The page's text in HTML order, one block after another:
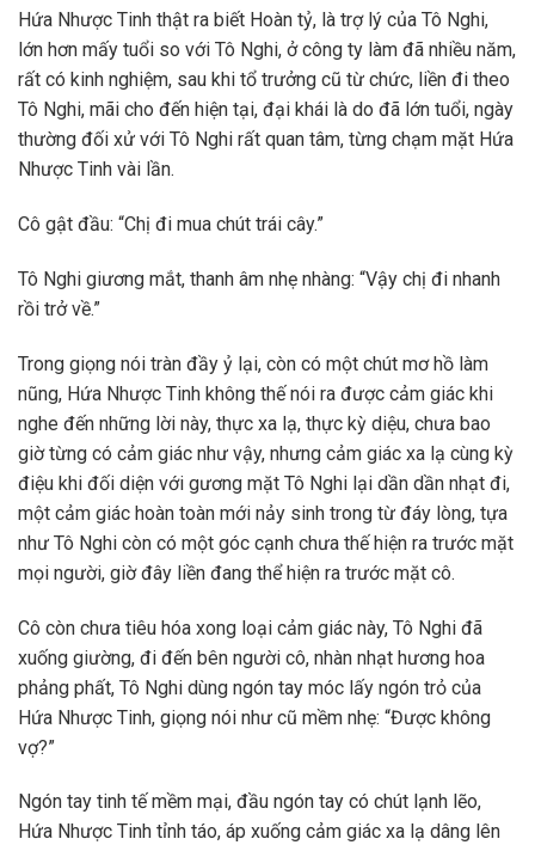
Hứa Nhược Tinh thật ra biết Hoàn tỷ, là trợ lý của Tô Nghi,
lớn hơn mấy tuổi so với Tô Nghi, ở công ty làm đã nhiều năm,
rất có kinh nghiệm, sau khi tổ trưởng cũ từ chức, liền đi theo
Tô Nghi, mãi cho đến hiện tại, đại khái là do đã lớn tuổi, ngày
thường đối xử với Tô Nghi rất quan tâm, từng chạm mặt Hứa
Nhược Tinh vài lần.
Cô gật đầu: “Chị đi mua chút trái cây.”
Tô Nghi giương mắt, thanh âm nhẹ nhàng: “Vậy chị đi nhanh
rồi trở về.”
Trong giọng nói tràn đầy ỷ lại, còn có một chút mơ hồ làm
nũng, Hứa Nhược Tinh không thế nói ra được cảm giác khi
nghe đến những lời này, thực xa lạ, thực kỳ diệu, chưa bao
giờ từng có cảm giác như vậy, nhưng cảm giác xa lạ cùng kỳ
điệu khi đối diện với gương mặt Tô Nghi lại dần dần nhạt đi,
một cảm giác hoàn toàn mới nảy sinh trong từ đáy lòng, tựa
như Tô Nghi còn có một góc cạnh chưa thế hiện ra trước mặt
mọi người, giờ đây liền đang thể hiện ra trước mặt cô.
Cô còn chưa tiêu hóa xong loại cảm giác này, Tô Nghi đã
xuống giường, đi đến bên người cô, nhàn nhạt hương hoa
phảng phất, Tô Nghi dùng ngón tay móc lấy ngón trỏ của
Hứa Nhược Tinh, giọng nói như cũ mềm nhẹ: “Được không
vợ?”
Ngón tay tinh tế mềm mại, đầu ngón tay có chút lạnh lẽo,
Hứa Nhược Tinh tỉnh táo, áp xuống cảm giác xa lạ dâng lên